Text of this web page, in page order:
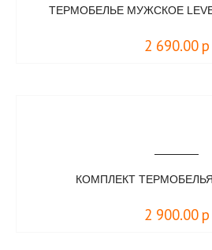
ТЕРМОБЕЛЬЕ МУЖСКОЕ
2 690.00 р
КОМПЛЕКТ ТЕРМОБЕЛЬЯ
2 900.00 р